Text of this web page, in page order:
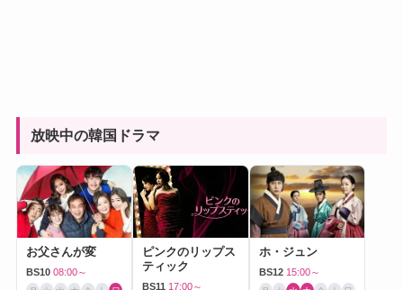
放映中の韓国ドラマ
お父さんが変
BS10 08:00～
ピンクのリップス
ティック
BS11 17:00～
ホ・ジュン
BS12 15:00～